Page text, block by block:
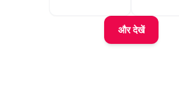
और देखें